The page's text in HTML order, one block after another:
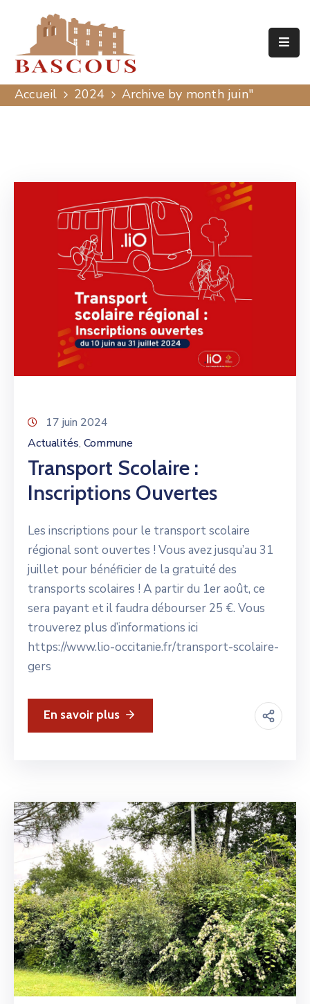
Accueil
Mairie
Agenda
Accueil 2024 Archive by month juin"
17 juin 2024
Actualités‚ Commune
Transport Scolaire :
Inscriptions Ouvertes
Les inscriptions pour le transport scolaire
régional sont ouvertes ! Vous avez jusqu’au 31
juillet pour bénéficier de la gratuité des
transports scolaires ! A partir du 1er août, ce
sera payant et il faudra débourser 25 €. Vous
trouverez plus d’informations ici
https://www.lio-occitanie.fr/transport-scolaire-
gers
En savoir plus